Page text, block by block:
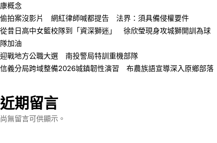
康概念
偷拍案沒影片 網紅律師喊都提告 法界：須具備侵權要件
從昔日高中女籃校隊到「資深獅迷」 徐欣瑩現身攻城獅開訓為球
隊加油
迎戰地方公職大選 南投警局特訓重機部隊
信義分局跨域整備2026城鎮韌性演習 布農族語宣導深入原鄉部落
近期留言
尚無留言可供顯示。